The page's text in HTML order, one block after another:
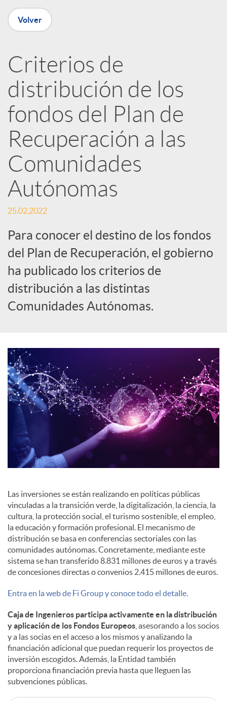
e
R
e
d
e
s
S
o
c
a
l
e
s
Volver
Criterios de
distribución de los
fondos del Plan de
Recuperación a las
Comunidades
Autónomas
25.02.2022
Para conocer el destino de los fondos
del Plan de Recuperación, el gobierno
ha publicado los criterios de
distribución a las distintas
Comunidades Autónomas.
Las inversiones se están realizando en políticas públicas
vinculadas a la transición verde, la digitalización, la ciencia, la
cultura, la protección social, el turismo sostenible, el empleo,
la educación y formación profesional. El mecanismo de
distribución se basa en conferencias sectoriales con las
comunidades autónomas. Concretamente, mediante este
sistema se han transferido 8.831 millones de euros y a través
de concesiones directas o convenios 2.415 millones de euros.
Entra en la web de Fi Group y conoce todo el detalle.
Caja de Ingenieros participa activamente en la distribución
y aplicación de los Fondos Europeos , asesorando a los socios
y a las socias en el acceso a los mismos y analizando la
financiación adicional que puedan requerir los proyectos de
inversión escogidos. Además, la Entidad también
proporciona financiación previa hasta que lleguen las
subvenciones públicas.